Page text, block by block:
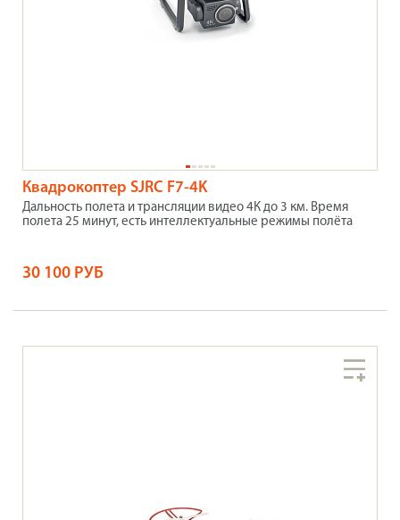
Квадрокоптер SJRC F7-4K
Дальность полета и трансляции видео 4К до 3 км. Время
полета 25 минут, есть интеллектуальные режимы полёта
30 100 РУБ